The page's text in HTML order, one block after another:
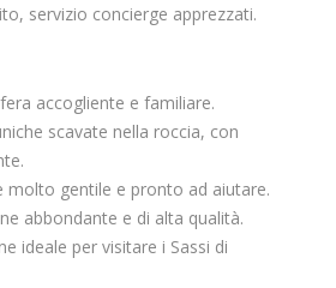
servizio concierge apprezzati.
accogliente e familiare.
scavate nella roccia, con
molto gentile e pronto ad aiutare.
abbondante e di alta qualità.
ideale per visitare i Sassi di